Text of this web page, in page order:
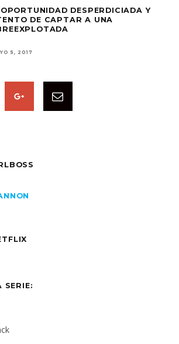
DESPERDICIADA Y
DE CAPTAR A UNA
5, 2017
GIRLBOSS
SERIE: